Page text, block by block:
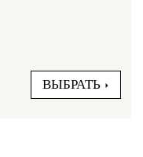
ВЫБРАТЬ